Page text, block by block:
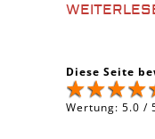
Diese Seite
Wertung: 5.0 /